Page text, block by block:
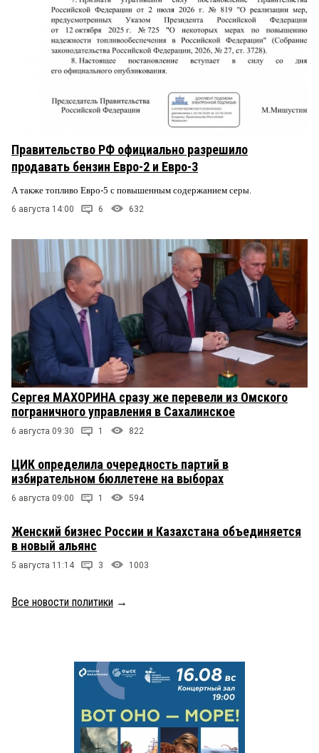
Правительство РФ официально разрешило
продавать бензин Евро-2 и Евро-3
А также топливо Евро-5 с повышенным содержанием серы.
6 августа 14:00 6 632
Сергея МАХОРИНА сразу же перевели из Омского
пограничного управления в Сахалинское
6 августа 09:30 1 822
ЦИК определила очередность партий в
избирательном бюллетене на выборах
6 августа 09:00 1 594
Женский бизнес России и Казахстана объединяется
в новый альянс
5 августа 11:14 3 1003
Все новости политики →